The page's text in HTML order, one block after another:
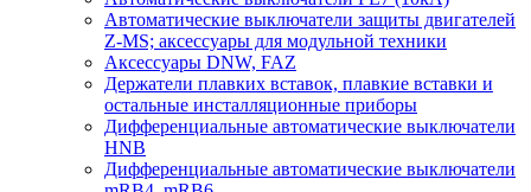
Автоматические выключатели защиты двигателей
Z-MS; аксессуары для модульной техники
Аксессуары DNW, FAZ
Держатели плавких вставок, плавкие вставки и
остальные инсталляционные приборы
Дифференциальные автоматические выключатели
HNB
Дифференциальные автоматические выключатели